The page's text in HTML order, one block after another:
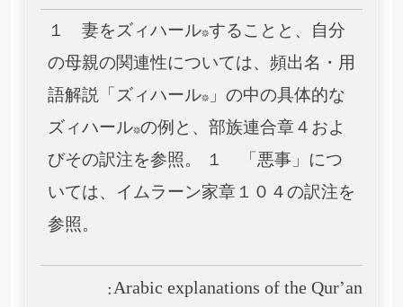
１ 妻をズィハール*することと、自分
の母親の関連性については、頻出名・用
語解説「ズィハール*」の中の具体的な
ズィハール*の例と、部族連合章４およ
びその訳注を参照。 １ 「悪事」につ
いては、イムラーン家章１０４の訳注を
参照。
Arabic explanations of the Qur’an: